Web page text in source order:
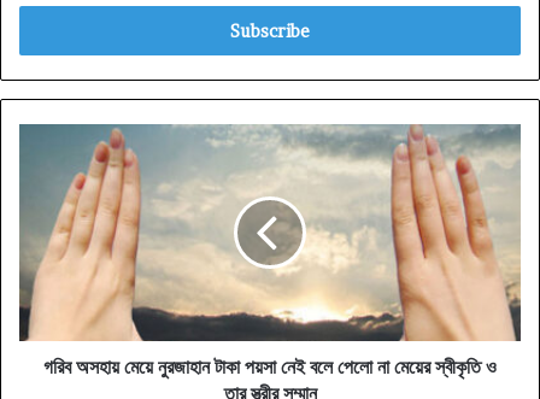
Email
নুরজাহান
টাকা
পয়সা
নেই
বলে
পেলো
গরিব অসহায় মেয়ে নুরজাহান টাকা পয়সা নেই বলে পেলো না মেয়ের স্বীকৃতি ও
তার স্ত্রীর সম্মান